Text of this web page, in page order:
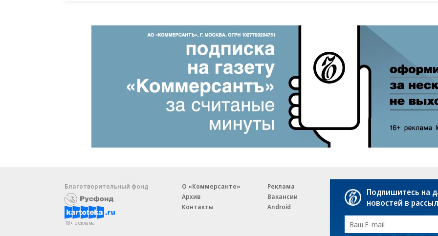
Благотворительный фонд
18+ реклама
О «Коммерсанте»
Архив
Контакты
Реклама
Вакансии
Android
Правовая информация
E-mail рассылки
Подпишитесь на
новостей в